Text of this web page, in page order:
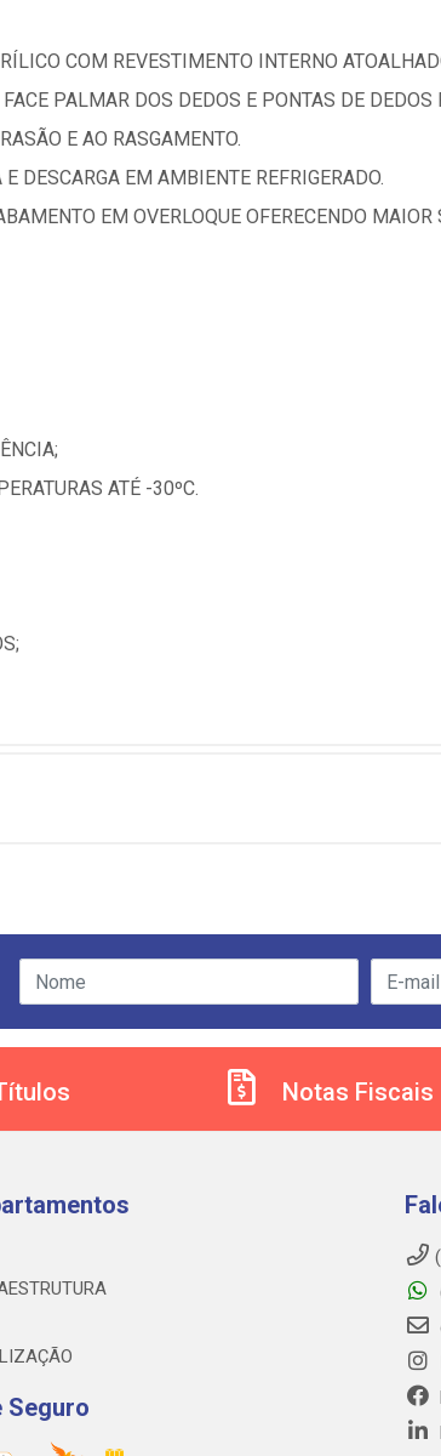
COM REVESTIMENTO INTERNO
PALMAR DOS DEDOS E PONTAS DE DEDOS
E AO RASGAMENTO.
DESCARGA EM AMBIENTE REFRIGERADO.
EM OVERLOQUE OFERECENDO MAIOR
ATÉ -30ºC.
Notas Fiscais
Seguro